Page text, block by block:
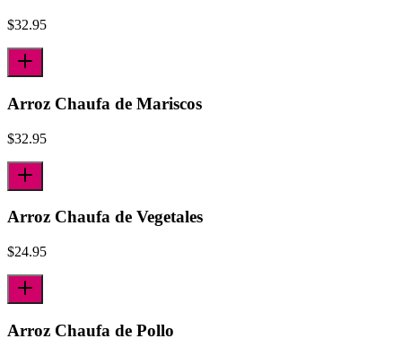
$32.95
Arroz Chaufa de Mariscos
$32.95
Arroz Chaufa de Vegetales
$24.95
Arroz Chaufa de Pollo